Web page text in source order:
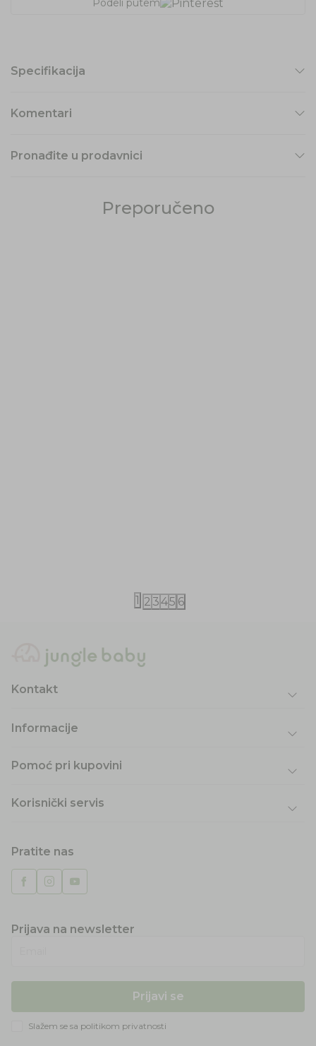
Specifikacija
Komentari
Pronađite u prodavnici
Preporučeno
1 2 345 6
Kontakt
Informacije
Pomoć pri kupovini
Korisnički servis
Pratite nas
Prijava na newsletter
Prijavi se
Slažem se sa politikom privatnosti